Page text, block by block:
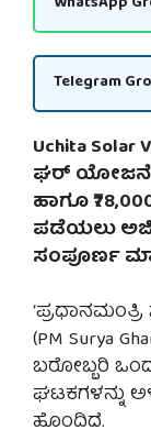
Telegram
Uchita
ಘರ್
ಹಾಗೂ
ಪಡೆಯಲು
ಸಂಪೂರ್ಣ
(PM Surya
ಬರೋಬ್ಬರಿ
ಘಟಕಗಳನ್ನು
ಹೊಂದಿದೆ.